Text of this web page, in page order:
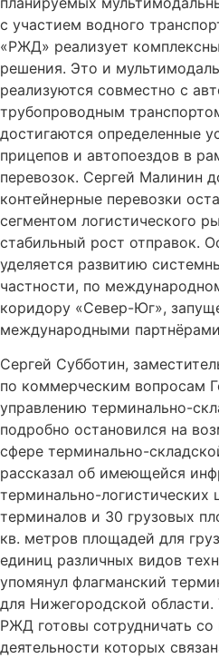
с участием водного
«РЖД» реализует
решения. Это и
реализуются совместно с
трубопроводным
достигаются определенные
прицепов и автопоездов в
перевозок. Сергей Малинин
контейнерные перевозки
сегментом логистического
стабильный рост отправок.
уделяется развитию
частности, по
коридору «Север-Юг»,
международными
Сергей Субботин,
по коммерческим вопросам
управлению терминально-
подробно остановился на
сфере терминально-
рассказал об имеющейся
терминально-логистических
терминалов и 30 грузовых
кв. метров площадей для
единиц различных видов
упомянул флагманский
для Нижегородской
РЖД готовы сотрудничать
деятельности которых